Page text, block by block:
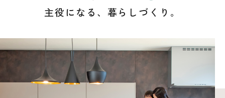
主役になる、暮らしづくり。